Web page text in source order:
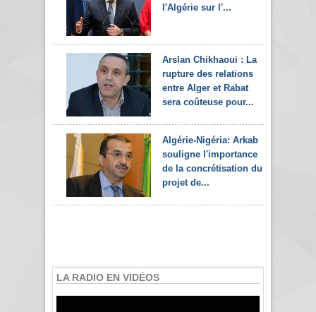
l'Algérie sur l'...
Arslan Chikhaoui : La
rupture des relations
entre Alger et Rabat
sera coûteuse pour...
Algérie-Nigéria: Arkab
souligne l'importance
de la concrétisation du
projet de...
LA RADIO EN VIDÉOS